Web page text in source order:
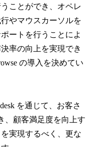
ことができ、オペレ
やマウスカーソルを
ートを行うことによ
率の向上を実現でき
の導入を決めてい
を通じて、お客さ
、顧客満足度を向上す
実現するべく、更な